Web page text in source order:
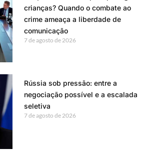
crianças? Quando o combate ao
crime ameaça a liberdade de
comunicação
7 de agosto de 2026
Rússia sob pressão: entre a
negociação possível e a escalada
seletiva
7 de agosto de 2026